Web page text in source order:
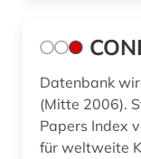
Datenbank
(Mitte 2006).
Papers Index
für weltweite